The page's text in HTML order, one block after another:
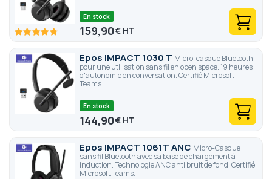
95.6100
En stock
159,90€
Epos IMPACT 1030 T Micro-casque Bluetooth
pour une utilisation sans fil en open space. 19 heures
d'autonomie en conversation. Certifié Microsoft
Teams.
En stock
144,90€
Epos IMPACT 1061T ANC Micro-Casque
sans fil Bluetooth avec sa base de chargement à
induction. Technologie ANC anti bruit de fond. Certifié
Microsoft Teams.